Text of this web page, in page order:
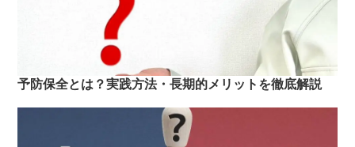
予防保全とは？実践方法・長期的メリットを徹底解説